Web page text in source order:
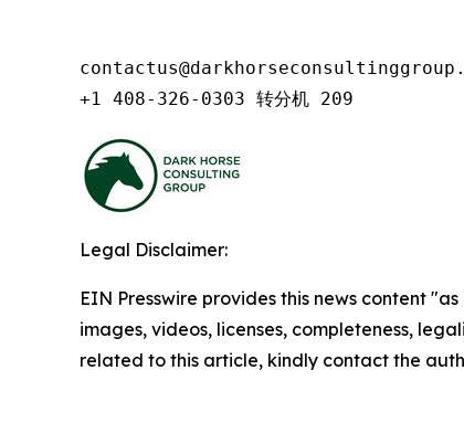
+1 408-326-0303 转分机 209
Legal Disclaimer:
EIN Presswire provides this news content
images, videos, licenses, completeness,
related to this article, kindly contact the